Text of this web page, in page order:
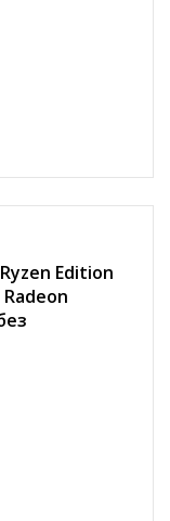
Edition
Radeon